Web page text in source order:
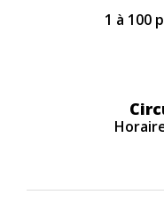
1 à 100